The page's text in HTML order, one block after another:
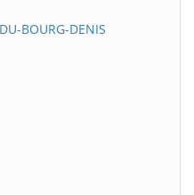
BOURG-DENIS